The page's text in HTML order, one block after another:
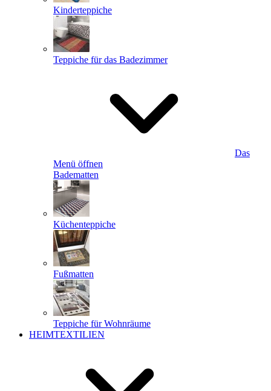
Kinderteppiche
Teppiche für das Badezimmer
Das
Menü öffnen
Badematten
Küchenteppiche
Fußmatten
Teppiche für Wohnräume
HEIMTEXTILIEN